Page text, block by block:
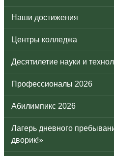
Наши достижения
Центры колледжа
Десятилетие науки и
Профессионалы 2026
Абилимпикс 2026
Лагерь дневного
дворик!»